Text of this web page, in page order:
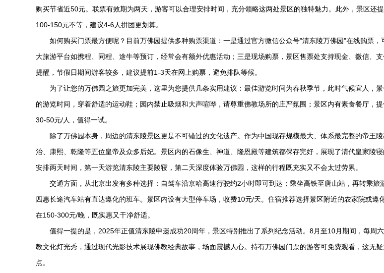
购买节省近50元。联票有效期为两天，游客可以合理安排时间，充分领略这两处景区的独特魅力。此外，景区还
100-150元不等，建议4-6人拼团更划算。
如何购买门票最方便呢？目前万佛园提供多种购票渠道：一是通过官方微信公众号"清东陵万佛园"在线购票，
大旅游平台如携程、同程、途牛等预订，经常会有额外优惠活动；三是现场购票，景区售票处支持现金、微信、
提醒，节假日期间游客较多，建议提前1-3天在网上购票，避免排队等候。
为了让您的万佛园之旅更加完美，这里为您提供几条实用建议：最佳游览时间为春秋季节，此时气候宜人，
的游览时间，穿着舒适的运动鞋；园内禁止吸烟和大声喧哗，请尊重佛教场所的庄严氛围；景区内有素食餐厅，
30-50元/人，值得一试。
除了万佛园本身，周边的清东陵景区更是不可错过的文化遗产。作为中国现存规模最大、体系最完整的帝王
治、康熙、乾隆等五位皇帝及众多后妃。景区内的石像生、神道、隆恩殿等建筑都保存完好，展现了清代皇家陵
安排两天时间，第一天游览清东陵主要陵寝，第二天深度体验万佛园，这样的行程既充实又不会太过劳累。
交通方面，从北京出发有多种选择：自驾车沿京哈高速行驶约2小时即可到达；乘坐高铁至唐山站，再转乘旅
四惠长途汽车站有直达遵化的班车。景区内设有大型停车场，收费10元/天。住宿推荐选择景区附近的农家院或遵
在150-300元/晚，既实惠又干净舒适。
值得一提的是，2025年正值清东陵申遗成功20周年，景区特别推出了系列纪念活动。8月至10月期间，每周
教文化灯光秀，通过现代光影技术展现佛教经典故事，场面震撼人心。持有万佛园门票的游客可免费观看，这无
点。